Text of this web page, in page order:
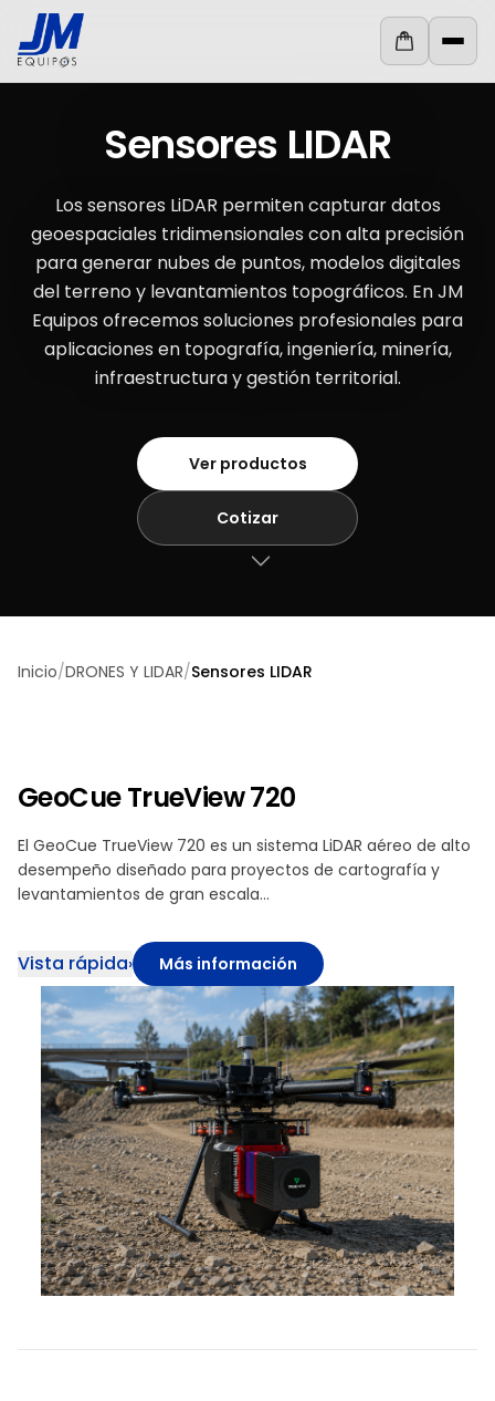
Ir al contenido
MENÚ ×
INGENIERÍA
AGRICULTURA
DRONES
LIDAR
Contáctenos
Sensores LIDAR
Los sensores LiDAR permiten capturar datos
geoespaciales tridimensionales con alta precisión
para generar nubes de puntos, modelos digitales
del terreno y levantamientos topográficos. En JM
Equipos ofrecemos soluciones profesionales para
aplicaciones en topografía, ingeniería, minería,
infraestructura y gestión territorial.
Ver productos
Cotizar
Inicio/DRONES Y LIDAR/Sensores LIDAR
GeoCue TrueView 720
El GeoCue TrueView 720 es un sistema LiDAR aéreo de alto
desempeño diseñado para proyectos de cartografía y
levantamientos de gran escala…
Vista rápida› Más información